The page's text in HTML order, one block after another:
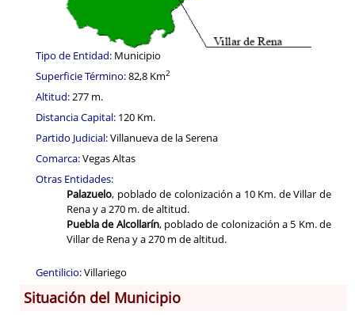
Gastronomía
Turismo
Población
Archivo Municipal
Corporación
Correo-e gratis
Códigos para FACe
Tipo de Entidad: Municipio
Superficie Término:82,8 Km2
Altitud:277 m.
Distancia Capital: 120 Km.
Partido Judicial:Villanueva de la Serena
Comarca:Vegas Altas
Otras Entidades:
Palazuelo, poblado de colonización a 10 Km. de Villar de
Rena y a 270 m. de altitud.
Puebla de Alcollarín, poblado de colonización a 5 Km. de
Villar de Rena y a 270 m de altitud.
Gentilicio:Villariego
Situación del Municipio